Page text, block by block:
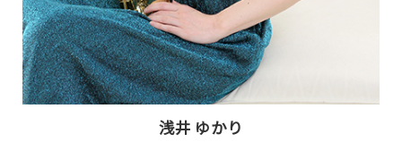
浅井 ゆかり